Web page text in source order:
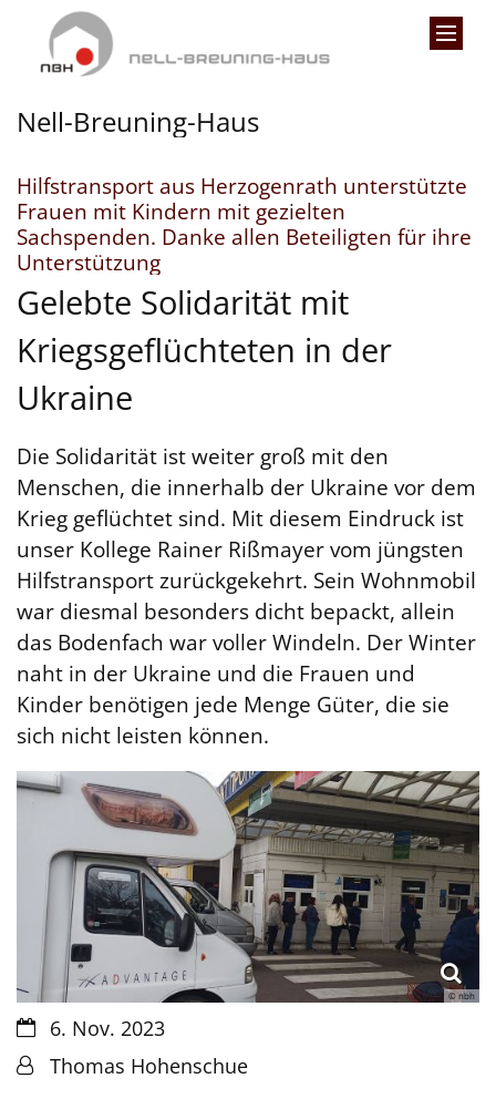
Zum Inhalt springen
Nell-Breuning-Haus
Hilfstransport aus Herzogenrath unterstützte
Frauen mit Kindern mit gezielten
Sachspenden. Danke allen Beteiligten für ihre
Unterstützung:
Gelebte Solidarität mit
Kriegsgeflüchteten in der
Ukraine
Die Solidarität ist weiter groß mit den
Menschen, die innerhalb der Ukraine vor dem
Krieg geflüchtet sind. Mit diesem Eindruck ist
unser Kollege Rainer Rißmayer vom jüngsten
Hilfstransport zurückgekehrt. Sein Wohnmobil
war diesmal besonders dicht bepackt, allein
das Bodenfach war voller Windeln. Der Winter
naht in der Ukraine und die Frauen und
Kinder benötigen jede Menge Güter, die sie
sich nicht leisten können.
© nbh
Datum:6. Nov. 2023
Von:Thomas Hohenschue